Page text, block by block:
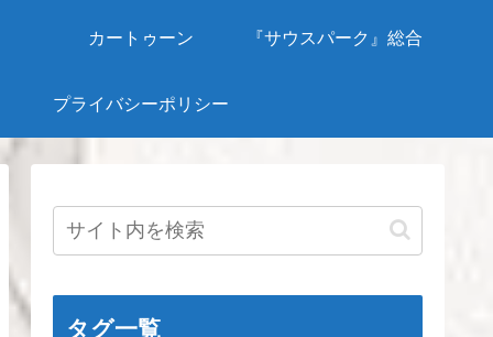
カートゥーン 『サウスパーク』総合
プライバシーポリシー
タグ一覧